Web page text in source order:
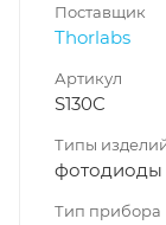
Поставщик
Thorlabs
Артикул
S130C
Типы
фотодиоды
Тип прибора